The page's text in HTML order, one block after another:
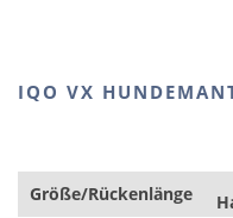
IQO VX
Größe/Rückenlänge